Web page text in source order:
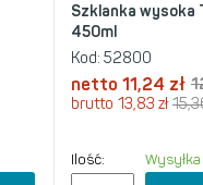
Szklanka wysoka
450ml
Kod: 52800
netto 11,24 zł
brutto 13,83 zł
Ilość: